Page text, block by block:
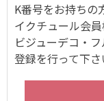
K番号をお持ちの
イクチュール会
ビジューデコ・
登録を行って下さ